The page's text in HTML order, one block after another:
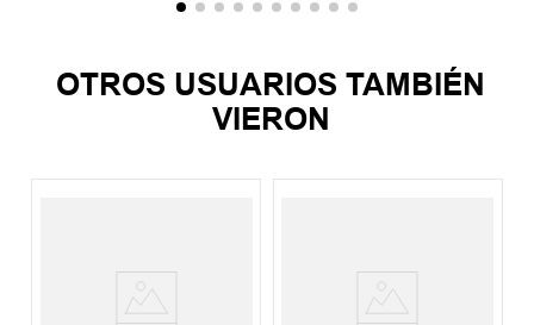
OTROS USUARIOS TAMBIÉN
VIERON